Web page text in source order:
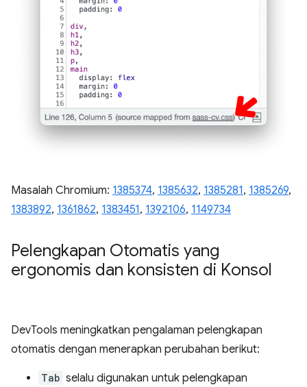
Masalah Chromium: 1385374, 1385632, 1385281, 1385269,
1383892, 1361862, 1383451, 1392106, 1149734
Pelengkapan Otomatis yang
ergonomis dan konsisten di Konsol
DevTools meningkatkan pengalaman pelengkapan
otomatis dengan menerapkan perubahan berikut:
Tab selalu digunakan untuk pelengkapan